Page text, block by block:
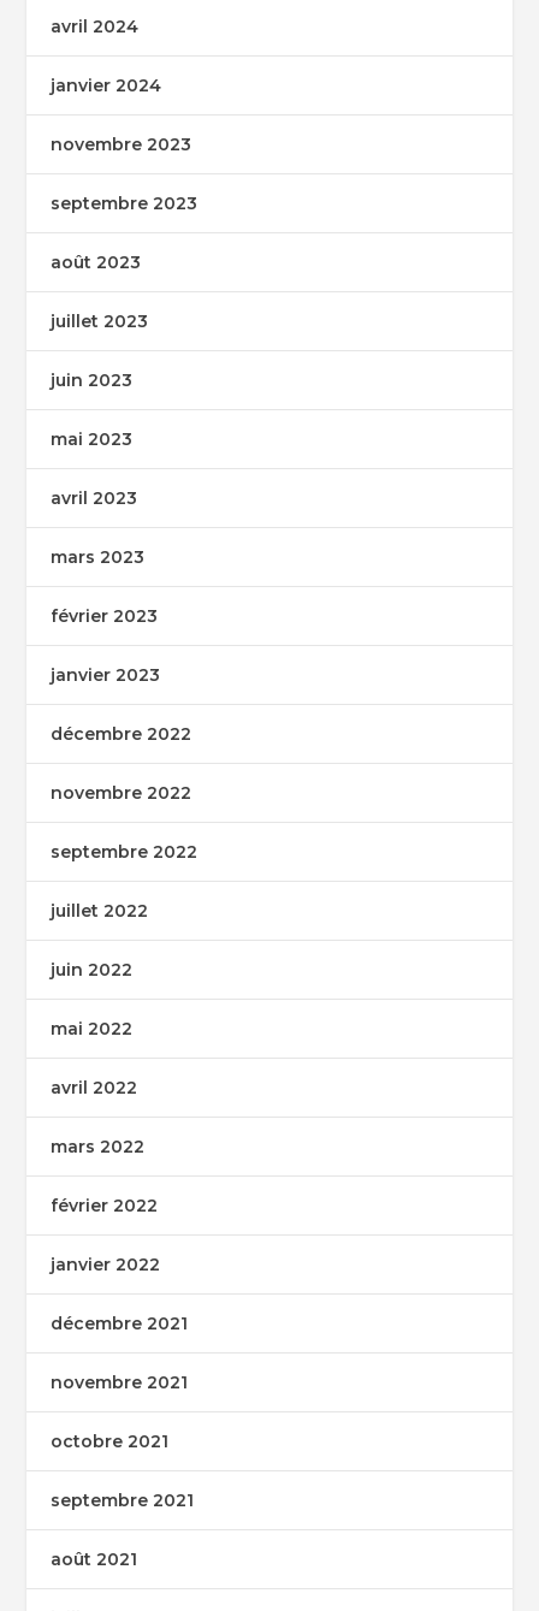
avril 2024
janvier 2024
novembre 2023
septembre 2023
août 2023
juillet 2023
juin 2023
mai 2023
avril 2023
mars 2023
février 2023
janvier 2023
décembre 2022
novembre 2022
septembre 2022
juillet 2022
juin 2022
mai 2022
avril 2022
mars 2022
février 2022
janvier 2022
décembre 2021
novembre 2021
octobre 2021
septembre 2021
août 2021